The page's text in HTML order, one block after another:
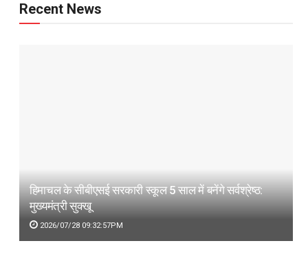
Recent News
हिमाचल के सीबीएसई सरकारी स्कूल 5 साल में बनेंगे सर्वश्रेष्ठ:
मुख्यमंत्री सुक्खू
2026/07/28 09:32:57PM